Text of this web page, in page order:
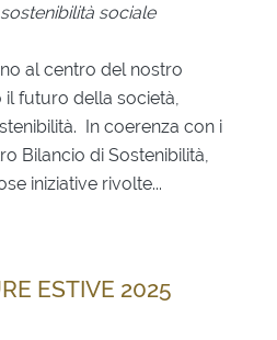
sociale
al centro del nostro
futuro della società,
In coerenza con i
Bilancio di Sostenibilità,
iniziative rivolte...
ESTIVE 2025